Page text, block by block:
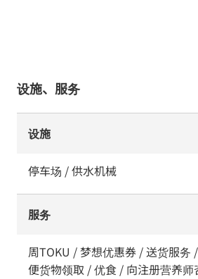
设施、服务
设施
停车场 / 供水机械
服务
周TOKU / 梦想优惠券 / 送货服务
便货物领取 / 优食 / 向注册营养师